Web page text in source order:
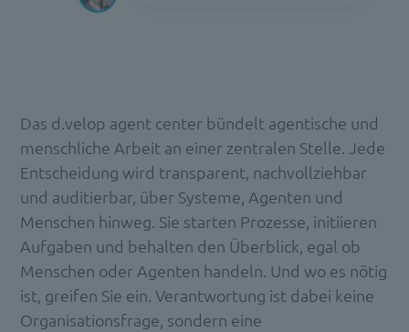
Das d.velop agent center bündelt agentische und
menschliche Arbeit an einer zentralen Stelle. Jede
Entscheidung wird transparent, nachvollziehbar
und auditierbar, über Systeme, Agenten und
Menschen hinweg. Sie starten Prozesse, initiieren
Aufgaben und behalten den Überblick, egal ob
Menschen oder Agenten handeln. Und wo es nötig
ist, greifen Sie ein. Verantwortung ist dabei keine
Organisationsfrage, sondern eine